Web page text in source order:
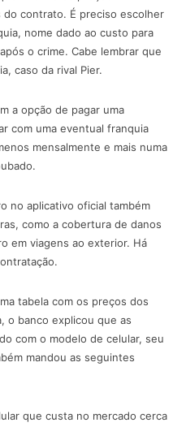
contrato. É preciso escolher
nome dado ao custo para
o crime. Cabe lembrar que
caso da rival Pier.
a opção de pagar uma
com uma eventual franquia
mensalmente e mais numa
no aplicativo oficial também
como a cobertura de danos
em viagens ao exterior. Há
tabela com os preços dos
o banco explicou que as
com o modelo de celular, seu
mandou as seguintes
que custa no mercado cerca